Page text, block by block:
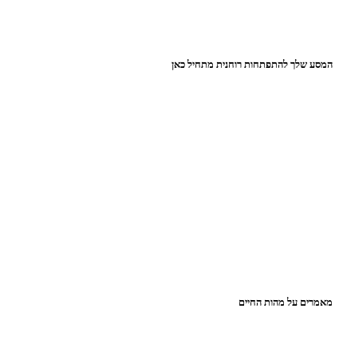
המסע שלך להתפתחות רוחנית מתחיל כאן
מאמרים על מהות החיים